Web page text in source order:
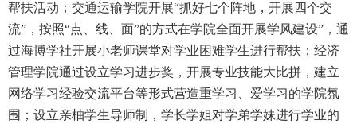
帮扶活动；交通运输学院开展“抓好七个阵地，开展四个交
流”，按照“点、线、面”的方式在学院全面开展学风建设”，通
过海博学社开展小老师课堂对学业困难学生进行帮扶；经济
管理学院通过设立学习进步奖，开展专业技能大比拼，建立
网络学习经验交流平台等形式营造重学习、爱学习的学院氛
围；设立亲柚学生导师制，学长学姐对学弟学妹进行学业的